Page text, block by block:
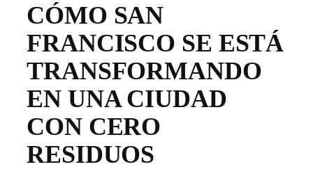
CÓMO SAN
FRANCISCO SE ESTÁ
TRANSFORMANDO
EN UNA CIUDAD
CON CERO
RESIDUOS